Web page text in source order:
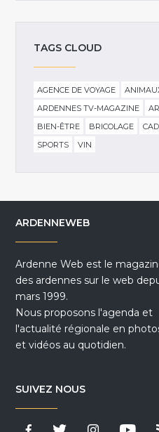
TAGS CLOUD
AGENCE DE VOYAGE
ARDENNES TV-MAGAZINE
BIEN-ÊTRE
BRICOLAGE
SPORTS
VIN
ARDENNEWEB
Ardenne Web est le
des ardennes sur le web
mars 1999.
Nous proposons l'agenda et
l'actualité régionale en
et vidéos au quotidien.
SUIVEZ NOUS